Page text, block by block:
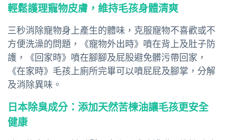
輕鬆護理寵物皮膚，維持毛孩身體清爽
三秒消除寵物身上產生的體味，克服寵物不喜歡或不
方便洗澡的問題，
《寵物外出時》噴在背上及肚子防
護，《回家時》噴在腳腳及屁股避免髒污帶回家，
《在家時》毛孩上廁所完畢可以噴屁屁及腳掌，分解
及消除異味。
日本除臭成分：添加天然苦楝油讓毛孩更安全
健康